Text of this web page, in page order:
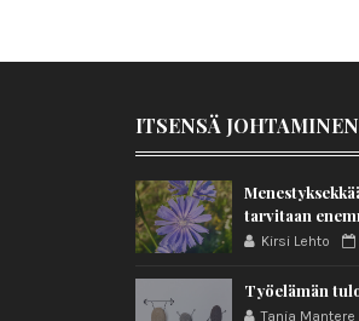
ITSENSÄ JOHTAMINEN
tarvitaan
Kirsi Lehto
Työelämän
Tanja Mantere